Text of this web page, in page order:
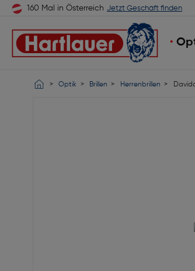
160 Mal in Österreich Jetzt Geschäft finden
Optik Brillen Herrenbrillen